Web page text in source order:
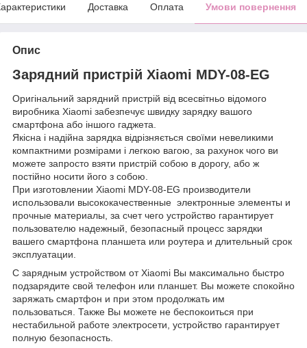
Доставка Оплата Умови повернення
Опис
Зарядний пристрій Xiaomi MDY-08-EG
Оригінальний зарядний пристрій від всесвітньо відомого
виробника Xiaomi забезпечує швидку зарядку вашого
смартфона або іншого гаджета.
Якісна і надійна зарядка відрізняється своїми невеликими
компактними розмірами і легкою вагою, за рахунок чого ви
можете запросто взяти пристрій собою в дорогу, або ж
постійно носити його з собою.
При изготовлении Xiaomi MDY-08-EG производители
использовали высококачественные электронные элементы и
прочные материалы, за счет чего устройство гарантирует
пользователю надежный, безопасный процесс зарядки
вашего смартфона планшета или роутера и длительный срок
эксплуатации.
С зарядным устройством от Xiaomi Вы максимально быстро
подзарядите свой телефон или планшет. Вы можете спокойно
заряжать смартфон и при этом продолжать им
пользоваться. Также Вы можете не беспокоиться при
нестабильной работе электросети, устройство гарантирует
полную безопасность.